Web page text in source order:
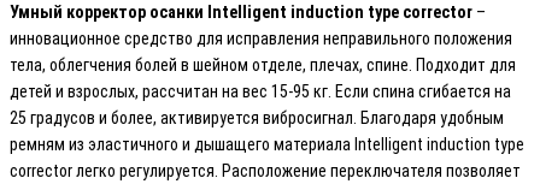
Умный корректор осанки Intelligent induction type corrector –
инновационное средство для исправления неправильного положения
тела, облегчения болей в шейном отделе, плечах, спине. Подходит для
детей и взрослых, рассчитан на вес 15-95 кг. Если спина сгибается на
25 градусов и более, активируется вибросигнал. Благодаря удобным
ремням из эластичного и дышащего материала Intelligent induction type
corrector легко регулируется. Расположение переключателя позволяет